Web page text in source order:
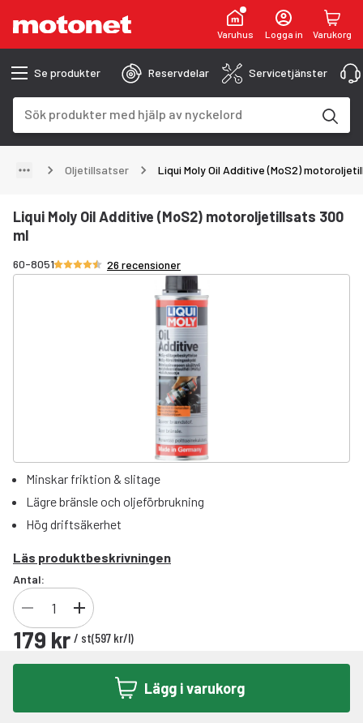
Varuhus Logga in Varukorg
Se produkter Reservdelar Servicetjänster
Oljetillsatser Liqui Moly Oil Additive (MoS2)
Liqui Moly Oil Additive (MoS2) motoroljetillsats 300
ml
60-8051Betyg 4.5/5 stjärnor
26 recensioner
Minskar friktion & slitage
Lägre bränsle och oljeförbrukning
Hög driftsäkerhet
Läs produktbeskrivningen
Antal:
179 kr / st(597 kr/l)
Lägg i varukorg